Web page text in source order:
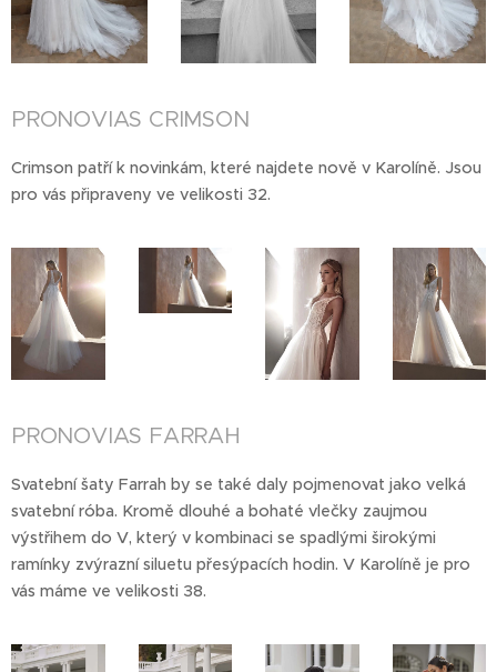
PRONOVIAS CRIMSON
Crimson patří k novinkám, které najdete nově v Karolíně. Jsou
pro vás připraveny ve velikosti 32.
PRONOVIAS FARRAH
Svatební šaty Farrah by se také daly pojmenovat jako velká
svatební róba. Kromě dlouhé a bohaté vlečky zaujmou
výstřihem do V, který v kombinaci se spadlými širokými
ramínky zvýrazní siluetu přesýpacích hodin. V Karolíně je pro
vás máme ve velikosti 38.